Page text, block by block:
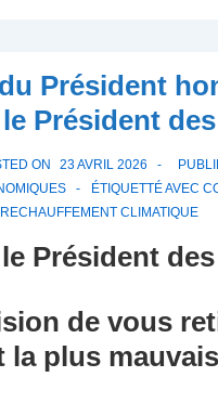
Président
Président
ON 23 AVRIL 2026
ÉTIQUETTÉ AVEC
RECHAUFFEMENT CLIMATIQUE
Président
de vous
la plus